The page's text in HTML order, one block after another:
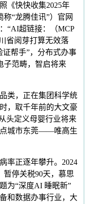
《快快收集2025年
“龙腾佳讯”）官网
“AI超链接：（MCP
省阅芽打算无效落
证帮手”，分布式办事
子范畴，智启将来
类，正在集团科学统
，取千年前的大文豪
头定义母婴行业将来
点城市东莞——唯高生
正逐年攀升。2024
暂停关税90天，慕思
为“深度AI 睡眠新”
和数据办事行业，大